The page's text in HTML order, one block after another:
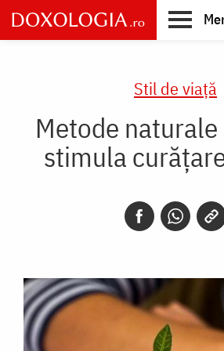
Skip
to
main
Stil de viaţă
Metode
stimula